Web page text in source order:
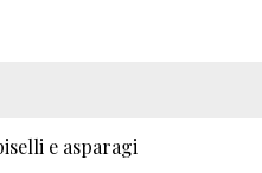
e asparagi